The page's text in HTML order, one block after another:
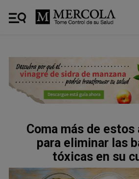
Coma más de
para eliminar las
tóxicas en su